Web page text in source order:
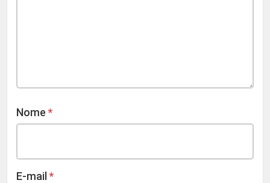
Nome *
E-mail *